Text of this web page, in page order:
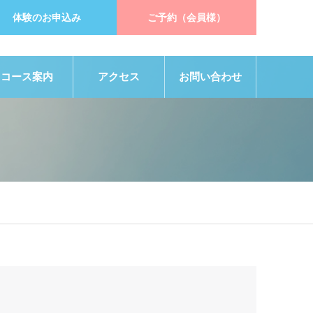
体験のお申込み ご予約（会員様）
コース案内 アクセス お問い合わせ